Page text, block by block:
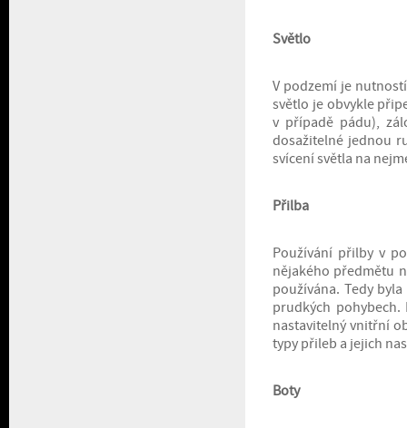
Světlo
V podzemí je
světlo je obvykle
v případě pádu),
dosažitelné jednou
svícení světla na
Přilba
Používání přilby v
nějakého předmětu
používána. Tedy
prudkých
nastavitelný vnitřní
typy přileb a jejich
Boty